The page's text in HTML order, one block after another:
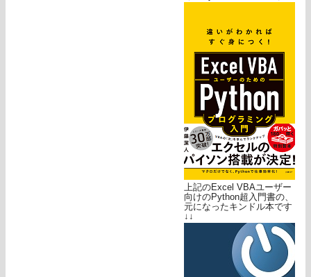
上記のExcel VBAユーザー
向けのPython超入門書の、
元になったキンドル本です
↓↓